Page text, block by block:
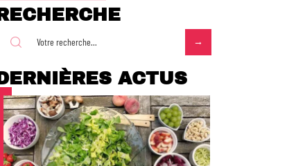
RECHERCHE
DERNIÈRES ACTUS